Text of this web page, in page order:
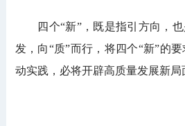
四个“新”，既是指引方向，也
发，向“质”而行，将四个“新”的
动实践，必将开辟高质量发展新局